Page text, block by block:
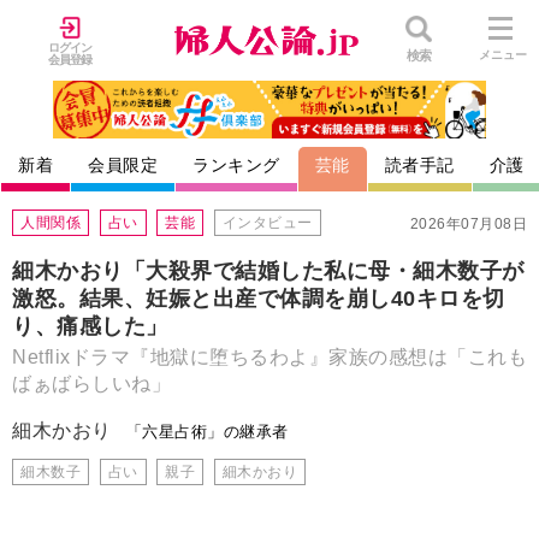
ログイン
会員登録
検索 メニュー
新着 会員限定 ランキング 芸能 読者手記 介護
2026年07月08日
人間関係 占い 芸能 インタビュー
細木かおり「大殺界で結婚した私に母・細木数子が
激怒。結果、妊娠と出産で体調を崩し40キロを切
り、痛感した」
Netflixドラマ『地獄に堕ちるわよ』家族の感想は「これも
ばぁばらしいね」
細木かおり 「六星占術」の継承者
細木数子 占い 親子 細木かおり